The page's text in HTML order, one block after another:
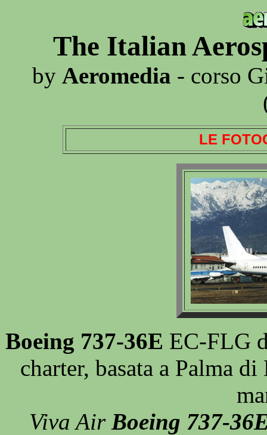
The Italian
by Aeromedia - corso
LE
Boeing 737-36E EC-FLG
charter, basata a Palma
Viva Air Boeing 737-